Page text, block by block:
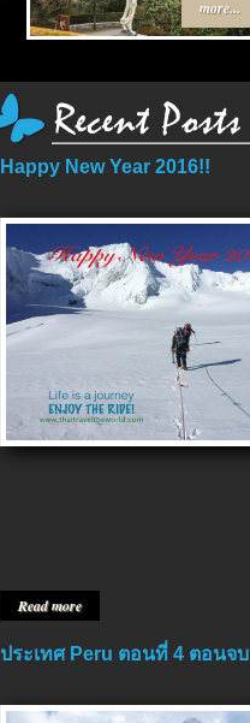
more...
Happy New Year 2016!!
Read more
ประเทศ Peru ตอนที่ 4 ตอนจบ